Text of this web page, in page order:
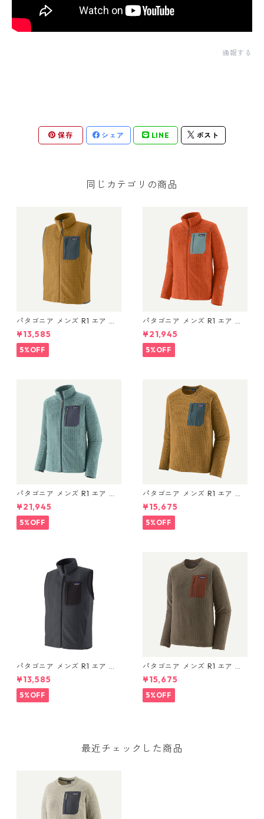
通報する
保存 シェア LINE ポスト
同じカテゴリの商品
パタゴニア メンズ R1 エア ベ
スト 40285 Bobcat Brown
¥13,585
5%OFF
パタゴニア メンズ R1 エア ジ
ャケット 40275 Coal Orang
e
¥21,945
5%OFF
パタゴニア メンズ R1 エア ジ
ャケット 40275 Blue Sage
¥21,945
5%OFF
パタゴニア メンズ R1 エア ク
ルー 40236 Bobcat Brown
¥15,675
5%OFF
パタゴニア メンズ R1 エア ベ
スト 40285 Smolder Blue
¥13,585
5%OFF
パタゴニア メンズ R1 エア ク
ルー 40236 Marlow Brown
¥15,675
5%OFF
最近チェックした商品